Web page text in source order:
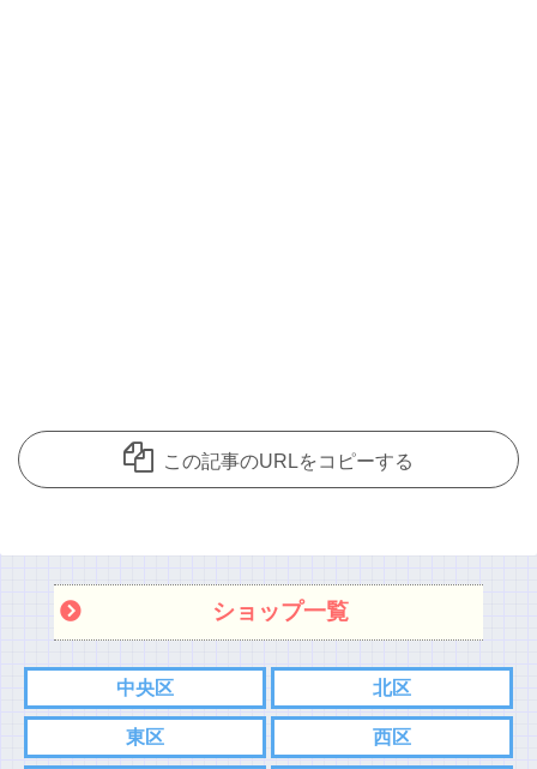
この記事のURLをコピーする
ショップ一覧
中央区 北区
東区 西区